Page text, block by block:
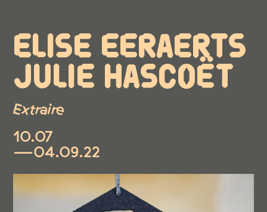
ELISE EERAERTS
JULIE HASCOËT
Extraire
10.07
—04.09.22